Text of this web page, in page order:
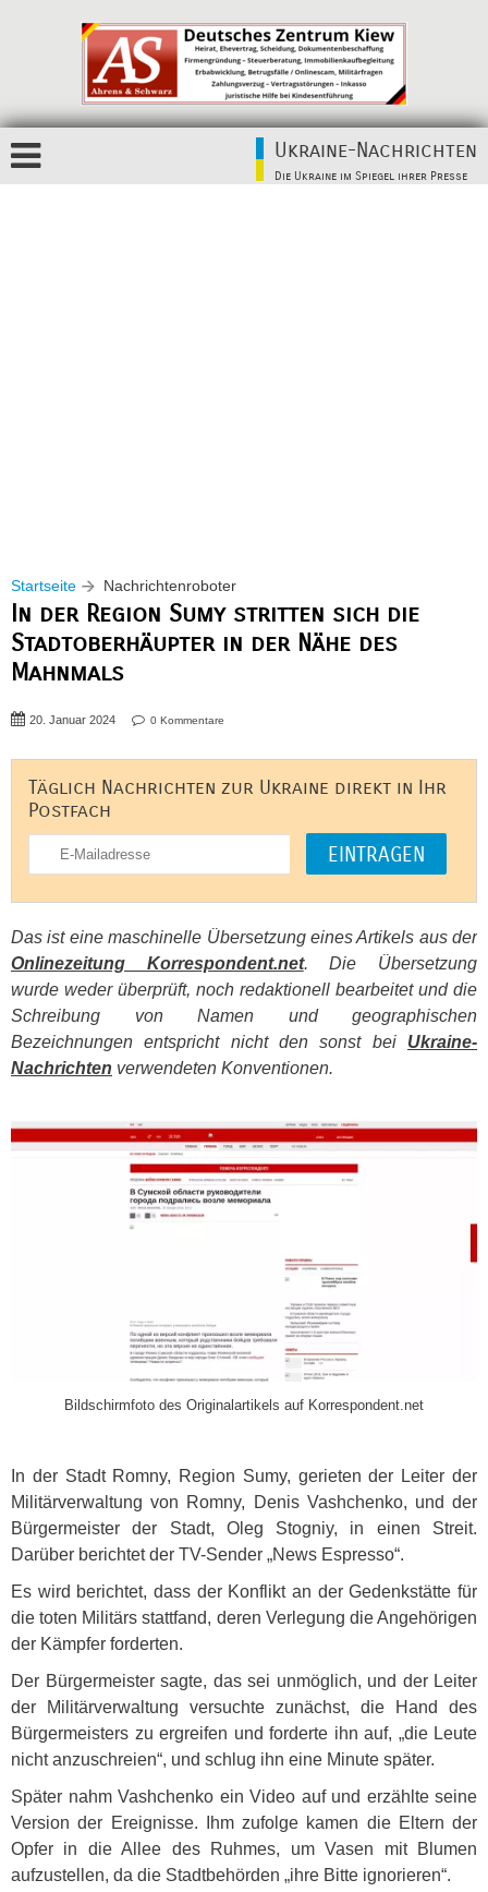
Ukraine-Nachrichten
Die Ukraine im Spiegel ihrer Presse
Startseite Nachrichtenroboter
In der Region Sumy stritten sich die
Stadtoberhäupter in der Nähe des
Mahnmals
20. Januar 2024 0 Kommentare
Täglich Nachrichten zur Ukraine direkt in Ihr
Postfach
Das ist eine maschinelle Übersetzung eines Artikels aus der
Onlinezeitung Korrespondent.net. Die Übersetzung
wurde weder überprüft, noch redaktionell bearbeitet und die
Schreibung von Namen und geographischen
Bezeichnungen entspricht nicht den sonst bei Ukraine-
Nachrichten verwendeten Konventionen.
Bildschirmfoto des Originalartikels auf Korrespondent.net
In der Stadt Romny, Region Sumy, gerieten der Leiter der
Militärverwaltung von Romny, Denis Vashchenko, und der
Bürgermeister der Stadt, Oleg Stogniy, in einen Streit.
Darüber berichtet der TV-Sender „News Espresso“.
Es wird berichtet, dass der Konflikt an der Gedenkstätte für
die toten Militärs stattfand, deren Verlegung die Angehörigen
der Kämpfer forderten.
Der Bürgermeister sagte, das sei unmöglich, und der Leiter
der Militärverwaltung versuchte zunächst, die Hand des
Bürgermeisters zu ergreifen und forderte ihn auf, „die Leute
nicht anzuschreien“, und schlug ihn eine Minute später.
Später nahm Vashchenko ein Video auf und erzählte seine
Version der Ereignisse. Ihm zufolge kamen die Eltern der
Opfer in die Allee des Ruhmes, um Vasen mit Blumen
aufzustellen, da die Stadtbehörden „ihre Bitte ignorieren“.